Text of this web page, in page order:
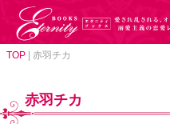
TOP 赤羽チカ
赤羽チカ